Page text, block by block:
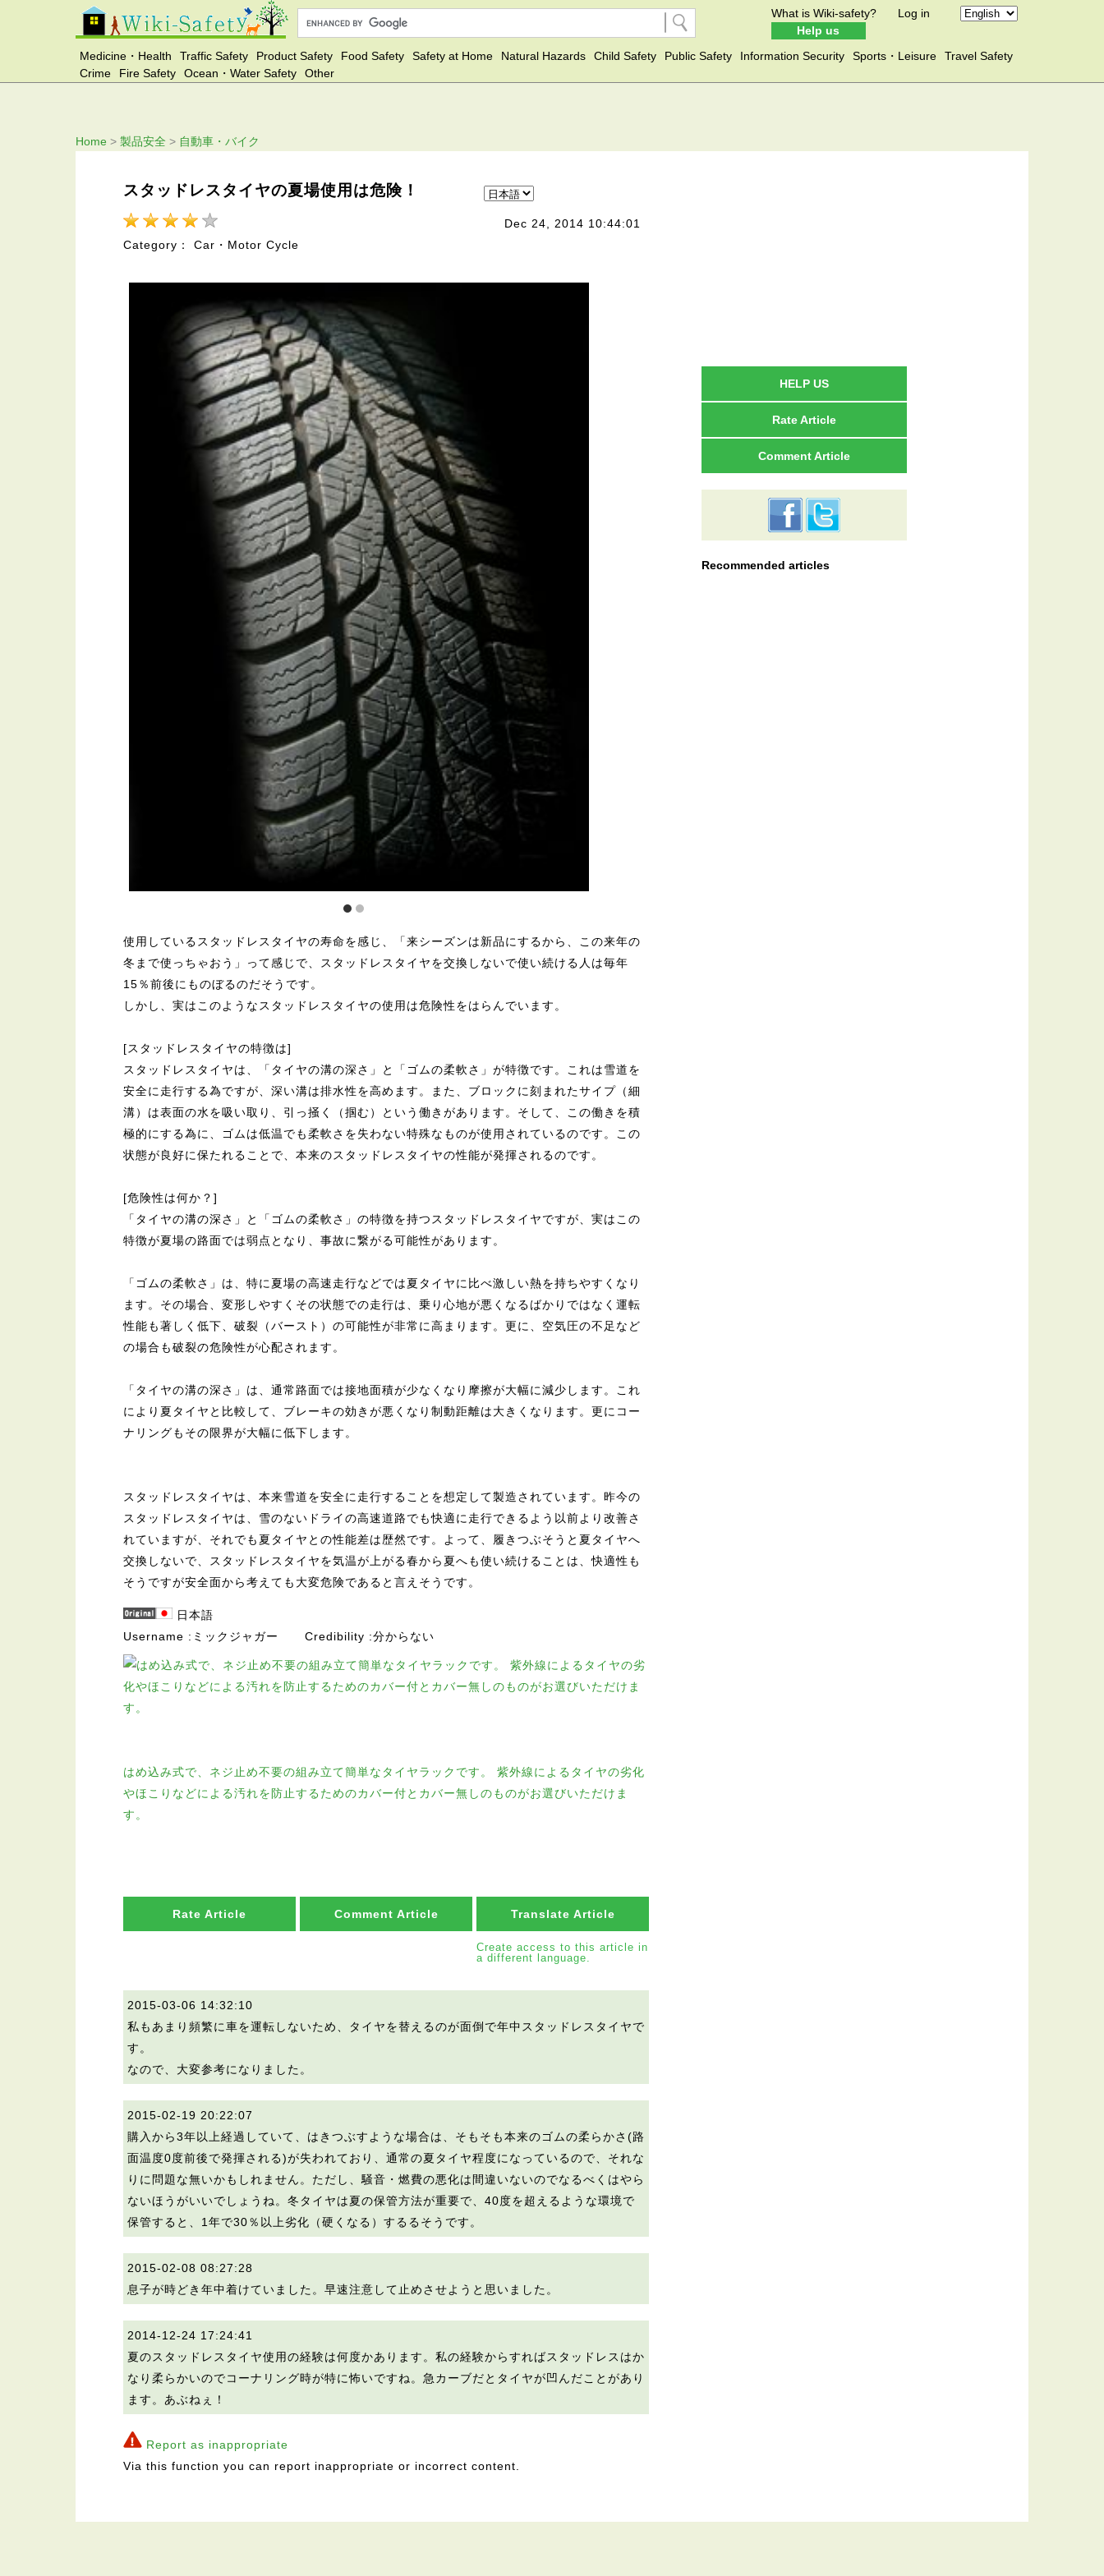
What is Wiki-safety?
Help us
Log in
Medicine・Health Traffic Safety Product Safety Food Safety Safety at Home Natural Hazards Child Safety Public Safety Information Security Sports・Leisure
Travel Safety
Crime
Fire Safety Ocean・Water Safety Other
Home > 製品安全 > 自動車・バイク
スタッドレスタイヤの夏場使用は危険！
Dec 24, 2014 10:44:01
Category： Car・Motor Cycle
使用しているスタッドレスタイヤの寿命を感じ、「来シーズンは新品にするから、この来年の
冬まで使っちゃおう」って感じで、スタッドレスタイヤを交換しないで使い続ける人は毎年
15％前後にものぼるのだそうです。
しかし、実はこのようなスタッドレスタイヤの使用は危険性をはらんでいます。
[スタッドレスタイヤの特徴は]
スタッドレスタイヤは、「タイヤの溝の深さ」と「ゴムの柔軟さ」が特徴です。これは雪道を
安全に走行する為ですが、深い溝は排水性を高めます。また、ブロックに刻まれたサイプ（細
溝）は表面の水を吸い取り、引っ掻く（掴む）という働きがあります。そして、この働きを積
極的にする為に、ゴムは低温でも柔軟さを失わない特殊なものが使用されているのです。この
状態が良好に保たれることで、本来のスタッドレスタイヤの性能が発揮されるのです。
[危険性は何か？]
「タイヤの溝の深さ」と「ゴムの柔軟さ」の特徴を持つスタッドレスタイヤですが、実はこの
特徴が夏場の路面では弱点となり、事故に繋がる可能性があります。
「ゴムの柔軟さ」は、特に夏場の高速走行などでは夏タイヤに比べ激しい熱を持ちやすくなり
ます。その場合、変形しやすくその状態での走行は、乗り心地が悪くなるばかりではなく運転
性能も著しく低下、破裂（バースト）の可能性が非常に高まります。更に、空気圧の不足など
の場合も破裂の危険性が心配されます。
「タイヤの溝の深さ」は、通常路面では接地面積が少なくなり摩擦が大幅に減少します。これ
により夏タイヤと比較して、ブレーキの効きが悪くなり制動距離は大きくなります。更にコー
ナリングもその限界が大幅に低下します。
スタッドレスタイヤは、本来雪道を安全に走行することを想定して製造されています。昨今の
スタッドレスタイヤは、雪のないドライの高速道路でも快適に走行できるよう以前より改善さ
れていますが、それでも夏タイヤとの性能差は歴然です。よって、履きつぶそうと夏タイヤへ
交換しないで、スタッドレスタイヤを気温が上がる春から夏へも使い続けることは、快適性も
そうですが安全面から考えても大変危険であると言えそうです。
日本語
Username
ミックジャガー Credibility 分からない
はめ込み式で、ネジ止め不要の組み立て簡単なタイヤラックです。 紫外線によるタイヤの劣化
やほこりなどによる汚れを防止するためのカバー付とカバー無しのものがお選びいただけま
す。
Rate Article Comment Article Translate Article
Create access to this article in
a different language.
2015-03-06 14:32:10
私もあまり頻繁に車を運転しないため、タイヤを替えるのが面倒で年中スタッドレスタイヤで
す。
なので、大変参考になりました。
2015-02-19 20:22:07
購入から3年以上経過していて、はきつぶすような場合は、そもそも本来のゴムの柔らかさ(路
面温度0度前後で発揮される)が失われており、通常の夏タイヤ程度になっているので、それな
りに問題な無いかもしれません。ただし、騒音・燃費の悪化は間違いないのでなるべくはやら
ないほうがいいでしょうね。冬タイヤは夏の保管方法が重要で、40度を超えるような環境で
保管すると、1年で30％以上劣化（硬くなる）するるそうです。
2015-02-08 08:27:28
息子が時どき年中着けていました。早速注意して止めさせようと思いました。
2014-12-24 17:24:41
夏のスタッドレスタイヤ使用の経験は何度かあります。私の経験からすればスタッドレスはか
なり柔らかいのでコーナリング時が特に怖いですね。急カーブだとタイヤが凹んだことがあり
ます。あぶねぇ！
Report as inappropriate
Via this function you can report inappropriate or incorrect content.
HELP US
Rate Article
Comment Article
Recommended articles